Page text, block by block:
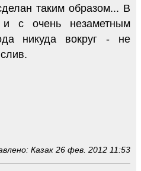
таким образом... В
с очень незаметным
никуда вокруг - не
Казак 26 фев. 2012 11:53